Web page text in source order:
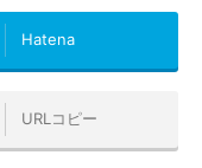
Hatena
URLコピー